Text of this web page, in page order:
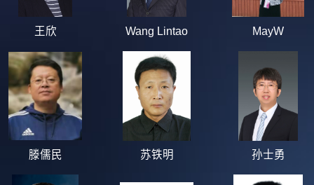
王欣 Wang Lintao MayW
滕儒民 苏铁明 孙士勇